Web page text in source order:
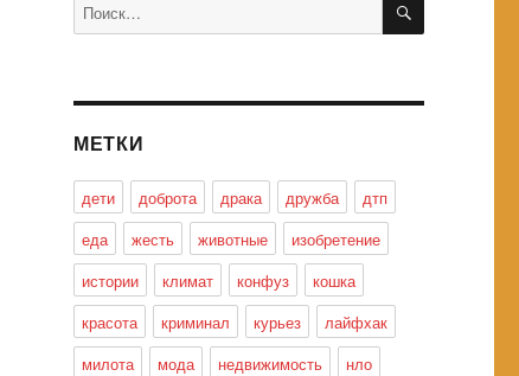
МЕТКИ
дети доброта драка дружба
дтп
еда
жесть животные
изобретение
истории
климат конфуз
кошка
красота
криминал курьез
лайфхак
милота
мода недвижимость
нло